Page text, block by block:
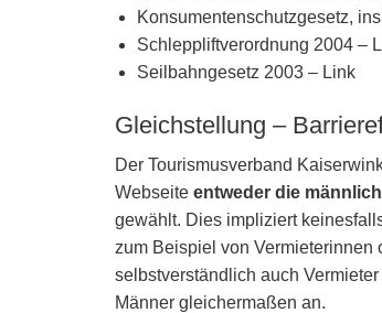
Konsumentenschutzgesetz,
Schleppliftverordnung 2004 –
Seilbahngesetz 2003 – Link
Gleichstellung –
Der Tourismusverband
Webseite entweder die
gewählt. Dies impliziert
zum Beispiel von
selbstverständlich auch
Männer gleichermaßen an.